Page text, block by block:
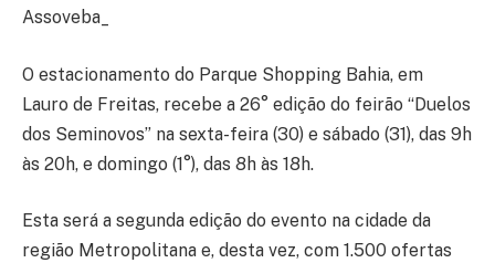
Assoveba_
O estacionamento do Parque Shopping Bahia, em
Lauro de Freitas, recebe a 26° edição do feirão “Duelos
dos Seminovos” na sexta-feira (30) e sábado (31), das 9h
às 20h, e domingo (1°), das 8h às 18h.
Esta será a segunda edição do evento na cidade da
região Metropolitana e, desta vez, com 1.500 ofertas